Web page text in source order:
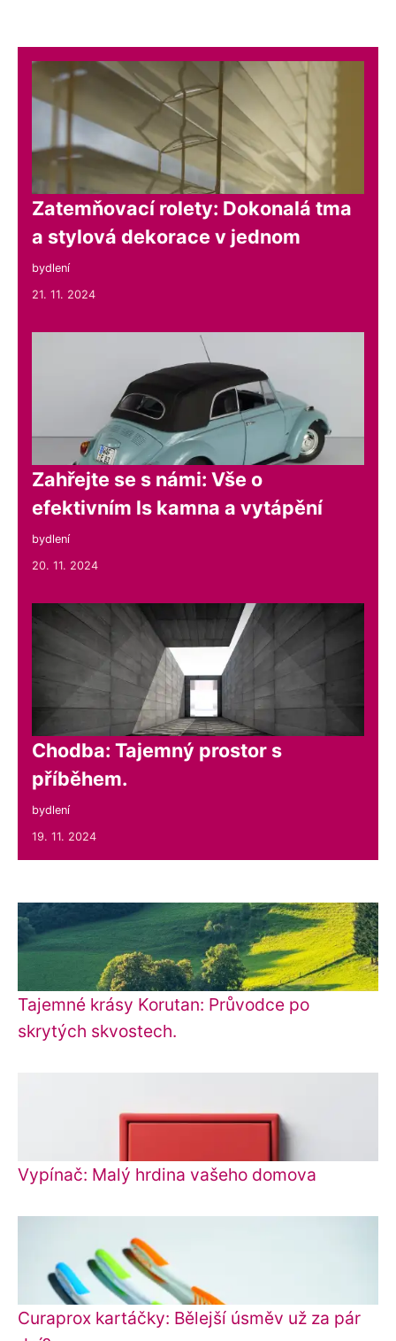
Zatemňovací rolety: Dokonalá tma
a stylová dekorace v jednom
bydlení
21. 11. 2024
Zahřejte se s námi: Vše o
efektivním ls kamna a vytápění
bydlení
20. 11. 2024
Chodba: Tajemný prostor s
příběhem.
bydlení
19. 11. 2024
Tajemné krásy Korutan: Průvodce po
skrytých skvostech.
Vypínač: Malý hrdina vašeho domova
Curaprox kartáčky: Bělejší úsměv už za pár